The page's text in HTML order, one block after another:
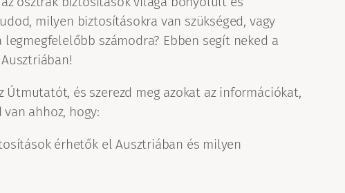
milyen biztosításokra van szükséged, vagy
számodra? Ebben segít neked a
Útmutatót, és szerezd meg azokat az információkat,
ahhoz, hogy:
érhetők el Ausztriában és milyen